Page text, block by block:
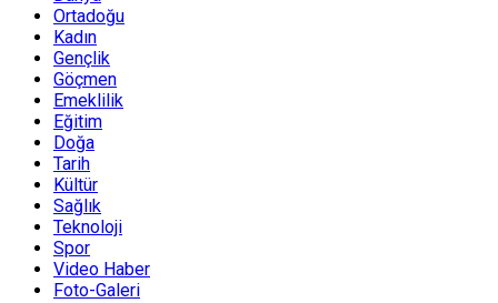
Ortadoğu
Kadın
Gençlik
Göçmen
Emeklilik
Eğitim
Doğa
Tarih
Kültür
Sağlık
Teknoloji
Spor
Video Haber
Foto-Galeri